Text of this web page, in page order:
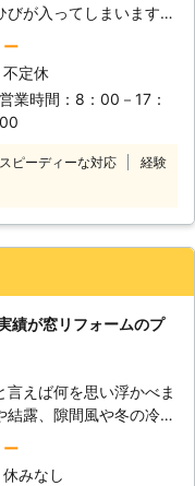
びが入ってしまいます。
ういった破損トラブルに
能性はどんなときにでも
そして、もし割れてし
は修理が必要となり、ガ
にも施工費用なども必要
しかし、ガラスの相場
場をご存知の方は少な
にもわかりやすいよう
うに丁寧にご説明させて
。 ガラスに関するトラ
の際には、お気軽にご相
ー
不定休
営業時間：8：00－17：
00
スピーディーな対応
経験
績が窓リフォームのプ
言えば何を思い浮かべま
結露、隙間風や冬の冷気
社で取り扱う窓ガラス修
にさまざまなです。 心
ー
休みなし